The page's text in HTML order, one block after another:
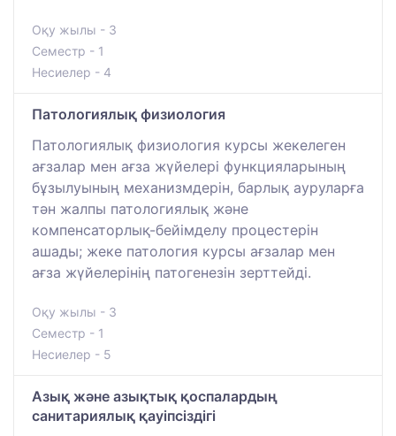
Оқу жылы - 3
Семестр - 1
Несиелер - 4
Патологиялық физиология
Патологиялық физиология курсы жекелеген
ағзалар мен ағза жүйелері функцияларының
бұзылуының механизмдерін, барлық ауруларға
тән жалпы патологиялық және
компенсаторлық-бейімделу процестерін
ашады; жеке патология курсы ағзалар мен
ағза жүйелерінің патогенезін зерттейді.
Оқу жылы - 3
Семестр - 1
Несиелер - 5
Азық және азықтық қоспалардың
санитариялық қауіпсіздігі